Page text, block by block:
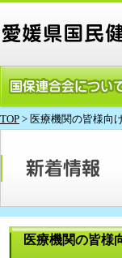
TOP > 医療機関の皆様向
医療機関の皆様